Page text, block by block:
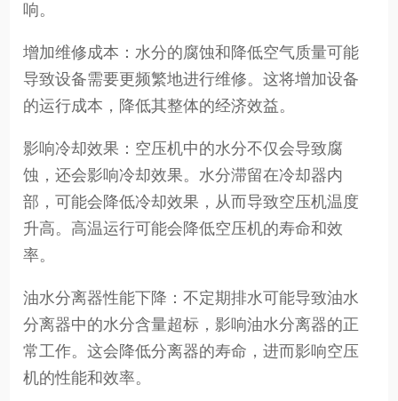
响。
增加维修成本：水分的腐蚀和降低空气质量可能
导致设备需要更频繁地进行维修。这将增加设备
的运行成本，降低其整体的经济效益。
影响冷却效果：空压机中的水分不仅会导致腐
蚀，还会影响冷却效果。水分滞留在冷却器内
部，可能会降低冷却效果，从而导致空压机温度
升高。高温运行可能会降低空压机的寿命和效
率。
油水分离器性能下降：不定期排水可能导致油水
分离器中的水分含量超标，影响油水分离器的正
常工作。这会降低分离器的寿命，进而影响空压
机的性能和效率。